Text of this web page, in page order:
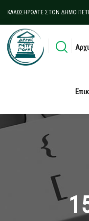
ΚΑΛΩΣΉΡΘΑΤΕ ΣΤΟΝ ΔΉΜΟ